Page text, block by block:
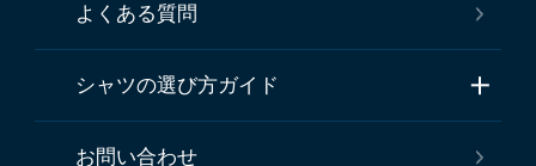
よくある質問
シャツの選び方ガイド
お問い合わせ